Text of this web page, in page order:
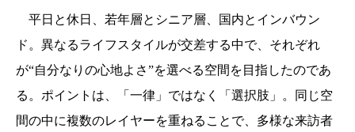
平日と休日、若年層とシニア層、国内とインバウン
ド。異なるライフスタイルが交差する中で、それぞれ
が“自分なりの心地よさ”を選べる空間を目指したのであ
る。ポイントは、「一律」ではなく「選択肢」。同じ空
間の中に複数のレイヤーを重ねることで、多様な来訪者